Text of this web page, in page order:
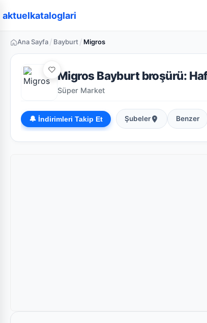
aktuelkataloglari
Ana Sayfa/ Bayburt/ Migros
Migros Bayburt broşürü:
Süper Market
🔔 İndirimleri Takip Et Şubeler Benzer